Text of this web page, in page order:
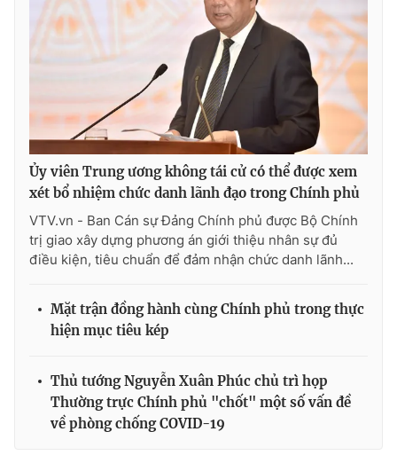
Ủy viên Trung ương không tái cử có thể được xem
xét bổ nhiệm chức danh lãnh đạo trong Chính phủ
VTV.vn - Ban Cán sự Đảng Chính phủ được Bộ Chính
trị giao xây dựng phương án giới thiệu nhân sự đủ
điều kiện, tiêu chuẩn để đảm nhận chức danh lãnh...
Mặt trận đồng hành cùng Chính phủ trong thực
hiện mục tiêu kép
Thủ tướng Nguyễn Xuân Phúc chủ trì họp
Thường trực Chính phủ "chốt" một số vấn đề
về phòng chống COVID-19